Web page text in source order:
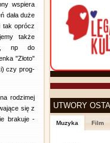
wspiera
dała duże
tak oprócz
także
np do
"Złoto"
czy prog-
rodzimej
się z
brakuje -
UTWORY
Muzyka Film